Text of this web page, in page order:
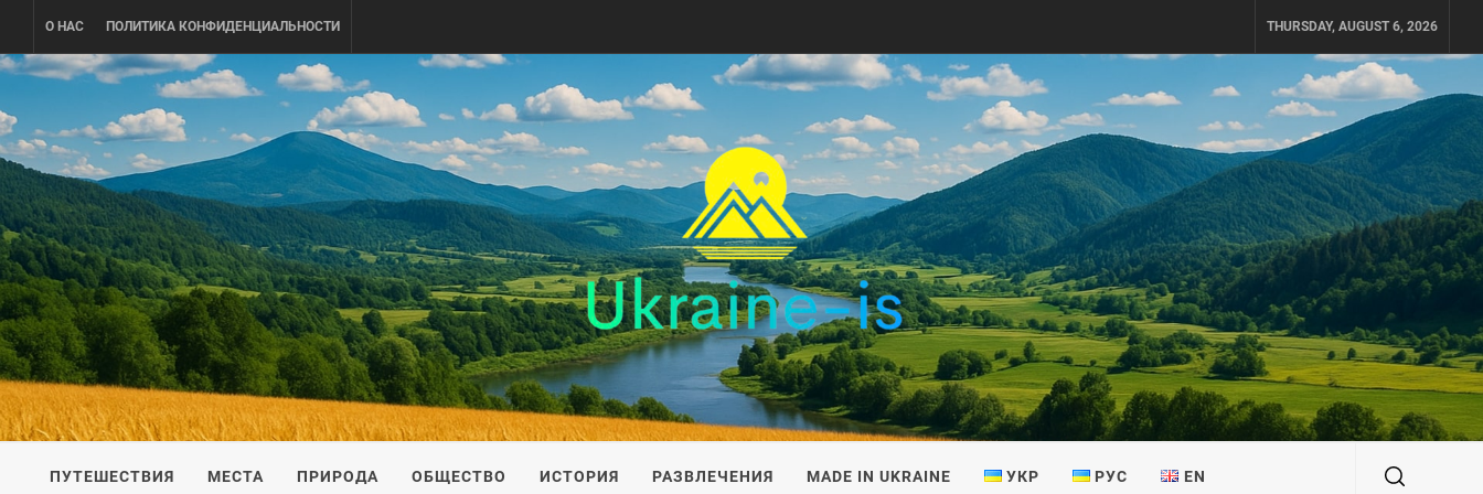
content
О НАС ПОЛИТИКА КОНФИДЕНЦИАЛЬНОСТИ THURSDAY, AUGUST 6, 2026
UKRAINE-IS
ПУТЕШЕСТВИЕ ПО УКРАИНЕ
ПУТЕШЕСТВИЯ МЕСТА ПРИРОДА ОБЩЕСТВО ИСТОРИЯ РАЗВЛЕЧЕНИЯ MADE IN UKRAINE УКР РУС EN